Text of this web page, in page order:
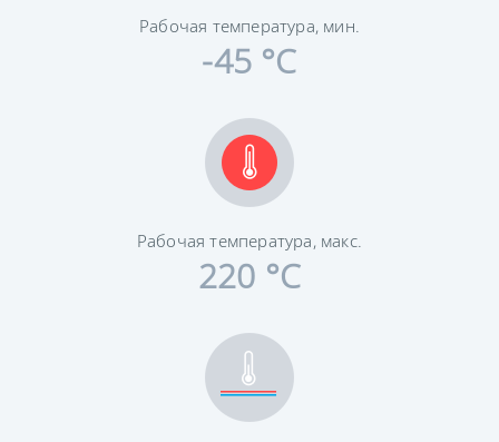
Рабочая температура, мин.
-45 °C
Рабочая температура, макс.
220 °C